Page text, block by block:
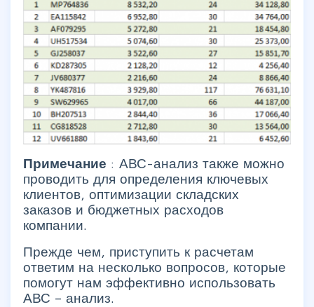
Примечание : АВС-анализ также можно
проводить для определения ключевых
клиентов, оптимизации складских
заказов и бюджетных расходов
компании.
Прежде чем, приступить к расчетам
ответим на несколько вопросов, которые
помогут нам эффективно использовать
АВС – анализ.